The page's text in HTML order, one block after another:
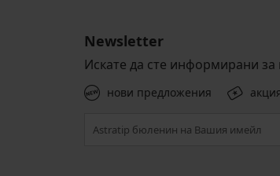
Newsletter
Искате да сте информирани за
нови предложения